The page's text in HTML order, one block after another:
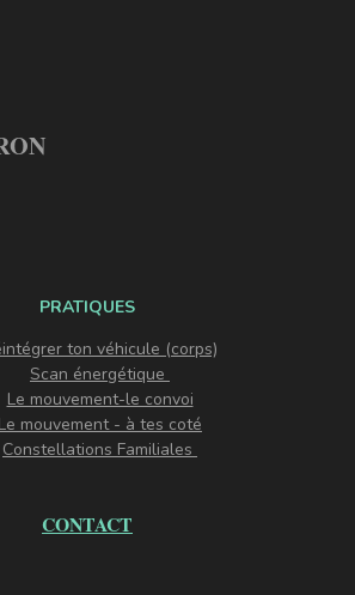
PRATIQUES
ton véhicule (corps)
Scan énergétique
Le mouvement-le convoi
Le mouvement - à tes coté
Constellations Familiales
CONTACT